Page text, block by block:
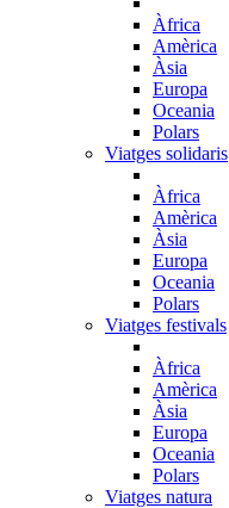
Àfrica
Amèrica
Àsia
Europa
Oceania
Polars
Viatges solidaris
Àfrica
Amèrica
Àsia
Europa
Oceania
Polars
Viatges festivals
Àfrica
Amèrica
Àsia
Europa
Oceania
Polars
Viatges natura